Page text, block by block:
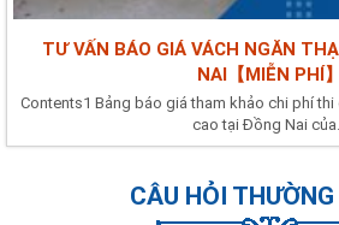
TƯ VẤN BÁO GIÁ VÁCH NGĂN
NAI【MIỄN PHÍ】
Contents1 Bảng báo giá tham khảo chi phí
cao tại Đồng Nai của...
CÂU HỎI